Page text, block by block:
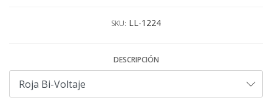
SKU: LL-1224
DESCRIPCIÓN